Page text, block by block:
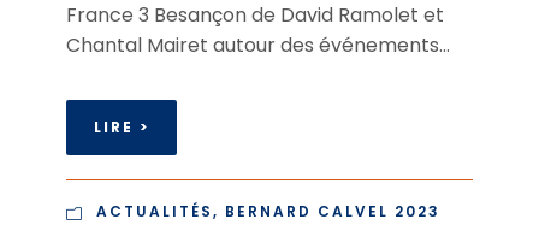
France 3 Besançon de David Ramolet et
Chantal Mairet autour des événements...
LIRE >
ACTUALITÉS, BERNARD CALVEL 2023